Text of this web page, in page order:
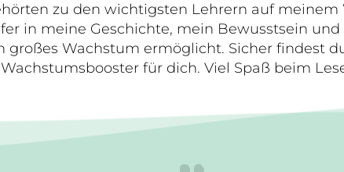
zu den wichtigsten Lehrern auf meinem
in meine Geschichte, mein Bewusstsein
großes Wachstum ermöglicht. Sicher findest
für dich. Viel Spaß beim